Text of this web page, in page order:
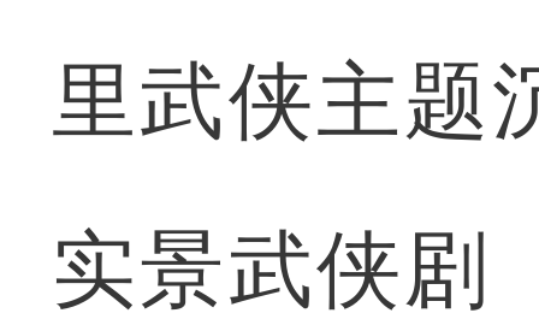
里武侠主题
实景武侠剧